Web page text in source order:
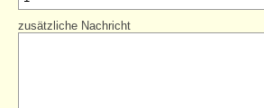
Verein
zusätzliche Nachricht